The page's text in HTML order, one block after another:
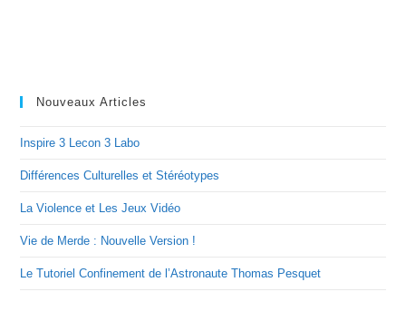
Nouveaux Articles
Inspire 3 Lecon 3 Labo
Différences Culturelles et Stéréotypes
La Violence et Les Jeux Vidéo
Vie de Merde : Nouvelle Version !
Le Tutoriel Confinement de l’Astronaute Thomas Pesquet